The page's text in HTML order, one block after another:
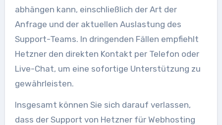
abhängen kann, einschließlich der Art der
Anfrage und der aktuellen Auslastung des
Support-Teams. In dringenden Fällen empfiehlt
Hetzner den direkten Kontakt per Telefon oder
Live-Chat, um eine sofortige Unterstützung zu
gewährleisten.
Insgesamt können Sie sich darauf verlassen,
dass der Support von Hetzner für Webhosting